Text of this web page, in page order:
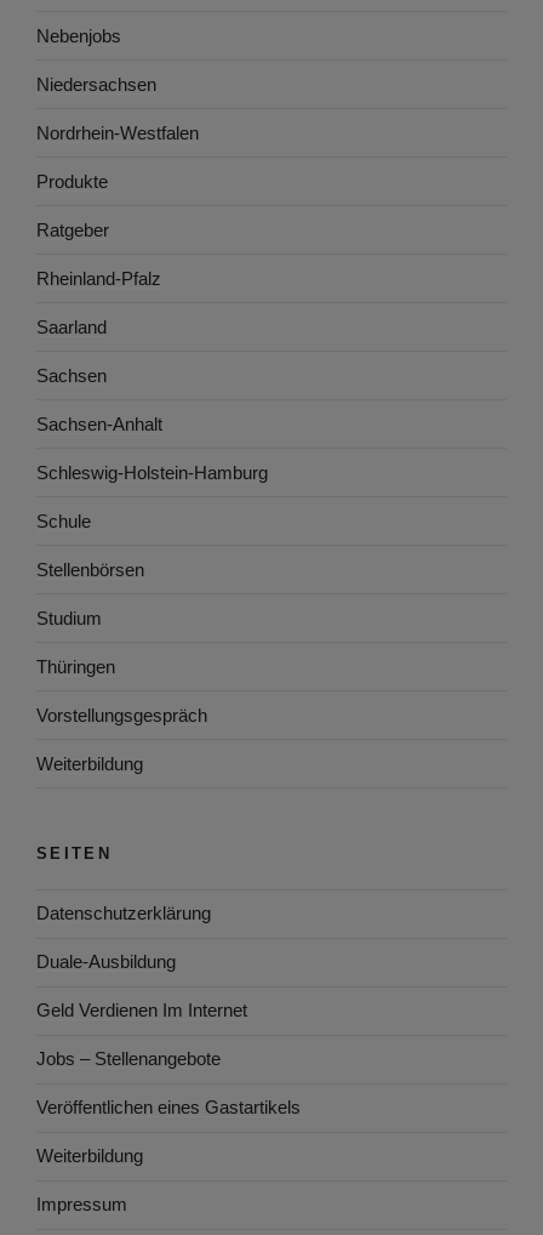
Nebenjobs
Niedersachsen
Nordrhein-Westfalen
Produkte
Ratgeber
Rheinland-Pfalz
Saarland
Sachsen
Sachsen-Anhalt
Schleswig-Holstein-Hamburg
Schule
Stellenbörsen
Studium
Thüringen
Vorstellungsgespräch
Weiterbildung
SEITEN
Datenschutzerklärung
Duale-Ausbildung
Geld Verdienen Im Internet
Jobs – Stellenangebote
Veröffentlichen eines Gastartikels
Weiterbildung
Impressum